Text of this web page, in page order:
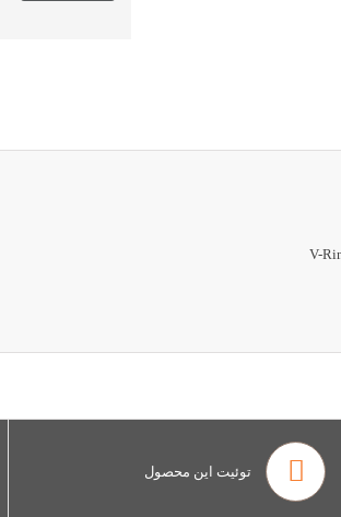
توئیت این محصول